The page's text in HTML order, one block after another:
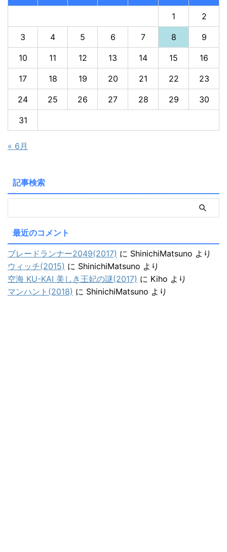
1 2
3 4 5 6 7 8 9
10 11 12 13 14 15 16
17 18 19 20 21 22 23
24 25 26 27 28 29 30
31
« 6月
記事検索
最近のコメント
ブレードランナー2049(2017) に ShinichiMatsuno より
ウィッチ(2015) に ShinichiMatsuno より
空海 KU-KAI 美しき王妃の謎(2017) に Kiho より
マンハント(2018) に ShinichiMatsuno より